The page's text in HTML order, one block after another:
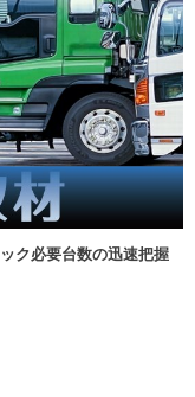
ク必要台数の迅速把握